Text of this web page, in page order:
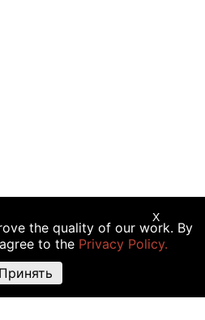
операции с криптовалютой,
инструментами подходят не всем
с риском полной или частичной
волатильность стоимости
зависимостью ее цены от
законодательства, финансовые
the quality of our work. By
to the Privacy Policy.
Принять
X